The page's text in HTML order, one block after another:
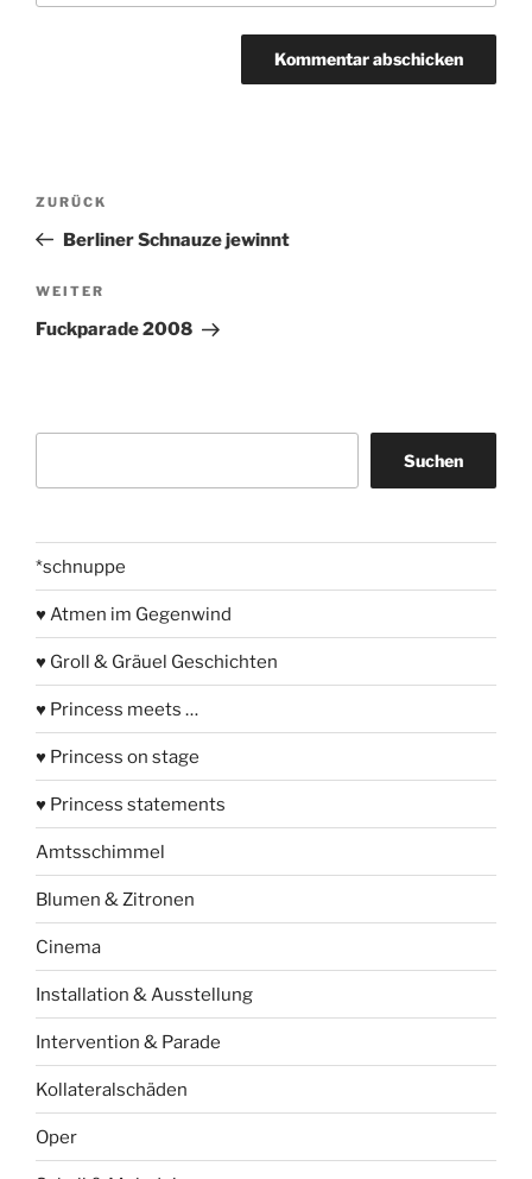
Beitragsnavigation
Vorheriger
Beitrag
ZURÜCK
Berliner Schnauze jewinnt
Nächster
Beitrag
WEITER
Fuckparade 2008
Suchen
*schnuppe
♥ Atmen im Gegenwind
♥ Groll & Gräuel Geschichten
♥ Princess meets …
♥ Princess on stage
♥ Princess statements
Amtsschimmel
Blumen & Zitronen
Cinema
Installation & Ausstellung
Intervention & Parade
Kollateralschäden
Oper